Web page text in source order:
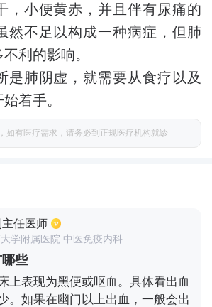
，小便黄赤，并且伴有尿痛的
然不足以构成一种病症，但肺
利的影响。
是肺阴虚，就需要从食疗以及
着手。
如有医疗需求，请务必到正规医疗机构就诊
主任医师
学附属医院 中医免疫内科
些
上表现为黑便或呕血。具体看出血
。如果在幽门以上出血，一般会出